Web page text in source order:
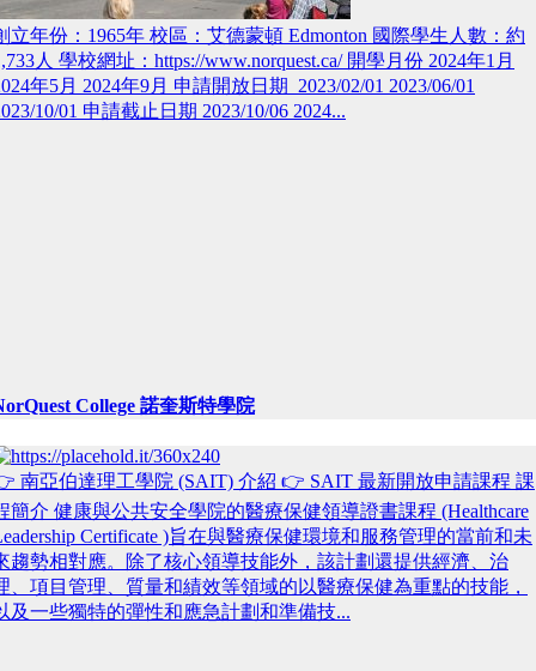
立年份：1965年 校區：艾德蒙頓 Edmonton 國際學生人數：約
人 學校網址：https://www.norquest.ca/ 開學月份 2024年1月
年5月 2024年9月 申請開放日期 2023/02/01 2023/06/01
10/01 申請截止日期 2023/10/06 2024...
College 諾奎斯特學院
南亞伯達理工學院 (SAIT) 介紹 👉 SAIT 最新開放申請課程 課
簡介 健康與公共安全學院的醫療保健領導證書課程 (Healthcare
Certificate )旨在與醫療保健環境和服務管理的當前和未
趨勢相對應。除了核心領導技能外，該計劃還提供經濟、治
、項目管理、質量和績效等領域的以醫療保健為重點的技能，
及一些獨特的彈性和應急計劃和準備技...